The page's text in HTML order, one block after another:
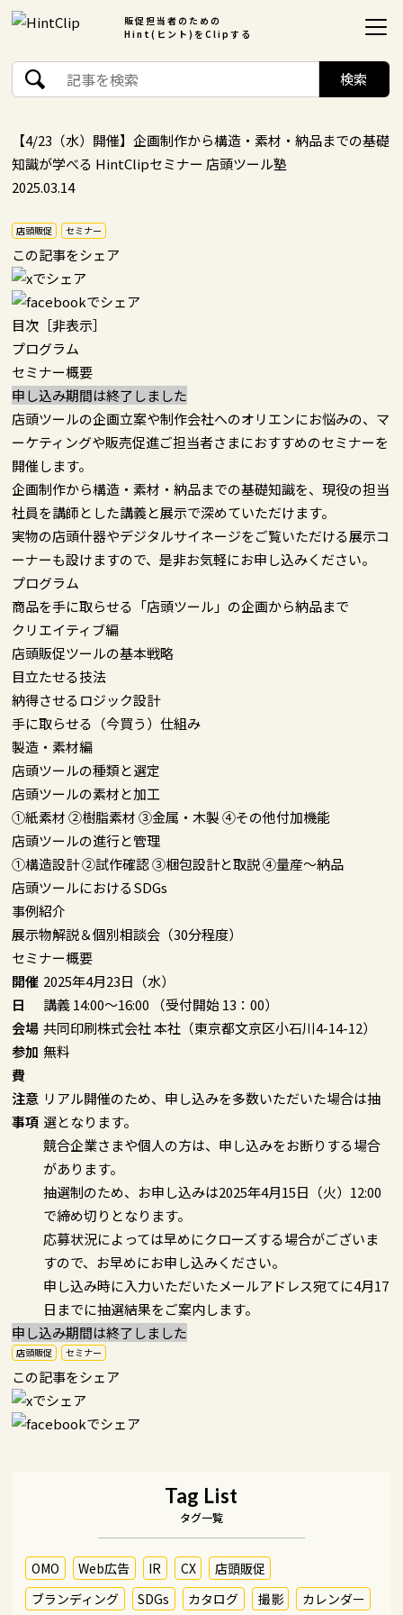
販促担当者のための
Hint(ヒント)をClipする
【4/23（水）開催】企画制作から構造・素材・納品までの基礎
知識が学べる HintClipセミナー 店頭ツール塾
2025.03.14
店頭販促 セミナー
この記事をシェア
目次 ［非表示］
プログラム
セミナー概要
申し込み期間は終了しました
店頭ツールの企画立案や制作会社へのオリエンにお悩みの、マ
ーケティングや販売促進ご担当者さまにおすすめのセミナーを
開催します。
企画制作から構造・素材・納品までの基礎知識を、現役の担当
社員を講師とした講義と展示で深めていただけます。
実物の店頭什器やデジタルサイネージをご覧いただける展示コ
ーナーも設けますので、是非お気軽にお申し込みください。
プログラム
商品を手に取らせる「店頭ツール」の企画から納品まで
クリエイティブ編
店頭販促ツールの基本戦略
目立たせる技法
納得させるロジック設計
手に取らせる（今買う）仕組み
製造・素材編
店頭ツールの種類と選定
店頭ツールの素材と加工
①紙素材 ②樹脂素材 ③金属・木製 ④その他付加機能
店頭ツールの進行と管理
①構造設計 ②試作確認 ③梱包設計と取説 ④量産～納品
店頭ツールにおけるSDGs
事例紹介
展示物解説＆個別相談会（30分程度）
セミナー概要
開催
日
2025年4月23日（水）
講義 14:00～16:00 （受付開始 13：00）
会場 共同印刷株式会社 本社（東京都文京区小石川4-14-12）
参加
費
無料
注意
事項
リアル開催のため、申し込みを多数いただいた場合は抽
選となります。
競合企業さまや個人の方は、申し込みをお断りする場合
があります。
抽選制のため、お申し込みは2025年4月15日（火）12:00
で締め切りとなります。
応募状況によっては早めにクローズする場合がございま
すので、お早めにお申し込みください。
申し込み時に入力いただいたメールアドレス宛てに4月17
日までに抽選結果をご案内します。
申し込み期間は終了しました
店頭販促 セミナー
この記事をシェア
Tag List
タグ一覧
OMO Web広告 IR CX
店頭販促
ブランディング
SDGs カタログ 撮影 カレンダー